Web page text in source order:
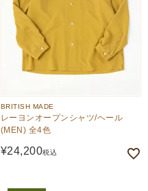
BRITISH MADE
レーヨンオープンシャツ/ヘール
(MEN) 全4色
¥24,200税込